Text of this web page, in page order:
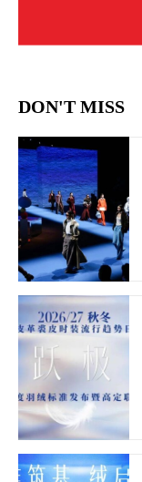
DON'T MISS